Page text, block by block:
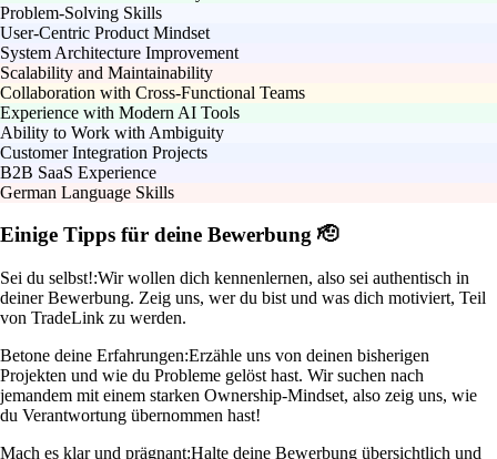
Problem-Solving Skills
User-Centric Product Mindset
System Architecture Improvement
Scalability and Maintainability
Collaboration with Cross-Functional Teams
Experience with Modern AI Tools
Ability to Work with Ambiguity
Customer Integration Projects
B2B SaaS Experience
German Language Skills
Einige Tipps für deine Bewerbung 🫡
Sei du selbst!:Wir wollen dich kennenlernen, also sei authentisch in
deiner Bewerbung. Zeig uns, wer du bist und was dich motiviert, Teil
von TradeLink zu werden.
Betone deine Erfahrungen:Erzähle uns von deinen bisherigen
Projekten und wie du Probleme gelöst hast. Wir suchen nach
jemandem mit einem starken Ownership-Mindset, also zeig uns, wie
du Verantwortung übernommen hast!
Mach es klar und prägnant:Halte deine Bewerbung übersichtlich und